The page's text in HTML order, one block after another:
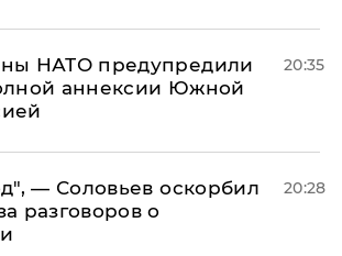
НАТО предупредили
аннексии Южной
20:35
— Соловьев оскорбил
разговоров о
20:28